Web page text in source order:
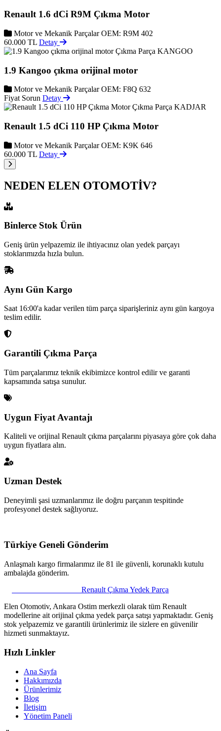
Renault 1.6 dCi R9M Çıkma Motor
Motor ve Mekanik Parçalar OEM: R9M 402
60.000 TL Detay
KANGOO
1.9 Kangoo çıkma orijinal motor
Motor ve Mekanik Parçalar OEM: F8Q 632
Fiyat Sorun Detay
KADJAR
Renault 1.5 dCi 110 HP Çıkma Motor
Motor ve Mekanik Parçalar OEM: K9K 646
60.000 TL Detay
NEDEN ELEN OTOMOTİV?
Binlerce Stok Ürün
Geniş ürün yelpazemiz ile ihtiyacınız olan yedek parçayı
stoklarımızda hızla bulun.
Aynı Gün Kargo
Saat 16:00'a kadar verilen tüm parça siparişleriniz aynı gün kargoya
teslim edilir.
Garantili Çıkma Parça
Tüm parçalarımız teknik ekibimizce kontrol edilir ve garanti
kapsamında satışa sunulur.
Uygun Fiyat Avantajı
Kaliteli ve orijinal Renault çıkma parçalarını piyasaya göre çok daha
uygun fiyatlara alın.
Uzman Destek
Deneyimli şasi uzmanlarımız ile doğru parçanın tespitinde
profesyonel destek sağlıyoruz.
Türkiye Geneli Gönderim
Anlaşmalı kargo firmalarımız ile 81 ile güvenli, korunaklı kutulu
ambalajda gönderim.
Renault Çıkma Yedek Parça
Elen Otomotiv, Ankara Ostim merkezli olarak tüm Renault
modellerine ait orijinal çıkma yedek parça satışı yapmaktadır. Geniş
stok yelpazemiz ve garantili ürünlerimiz ile sizlere en güvenilir
hizmeti sunmaktayız.
Hızlı Linkler
Ana Sayfa
Hakkımızda
Ürünlerimiz
Blog
İletişim
Yönetim Paneli